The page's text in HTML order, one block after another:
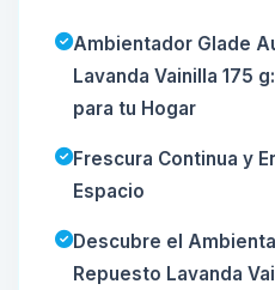
Ambientador Glade
Lavanda Vainilla 175
para tu Hogar
Frescura Continua y
Espacio
Descubre el
Repuesto Lavanda